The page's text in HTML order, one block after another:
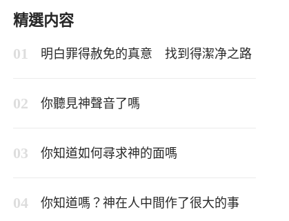
精選内容
明白罪得赦免的真意 找到得潔净之路
你聽見神聲音了嗎
你知道如何尋求神的面嗎
你知道嗎？神在人中間作了很大的事